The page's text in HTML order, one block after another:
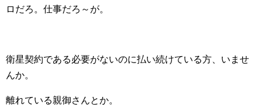
ロだろ。仕事だろ～が。
衛星契約である必要がないのに払い続けている方、いませ
んか。
離れている親御さんとか。